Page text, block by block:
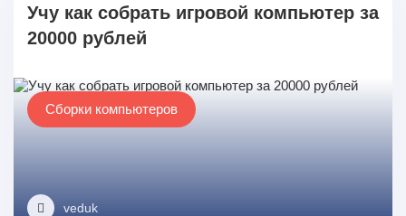
Учу как собрать игровой компьютер за
20000 рублей
Сборки компьютеров
veduk